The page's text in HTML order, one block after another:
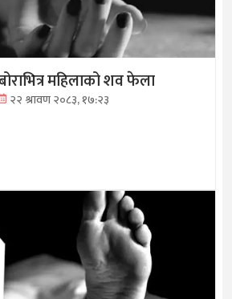
महिलाको शव फेला
२२ श्रावण २०८३, १७:२३